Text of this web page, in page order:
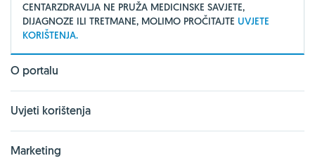
CENTARZDRAVLJA NE PRUŽA MEDICINSKE SAVJETE,
DIJAGNOZE ILI TRETMANE, MOLIMO PROČITAJTE UVJETE
KORIŠTENJA.
O portalu
Uvjeti korištenja
Marketing